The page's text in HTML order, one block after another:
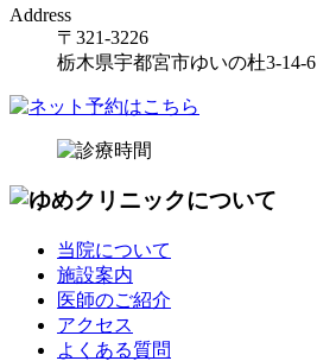
Address
〒321-3226
栃木県宇都宮市ゆいの杜3-14-6
当院について
施設案内
医師のご紹介
アクセス
よくある質問